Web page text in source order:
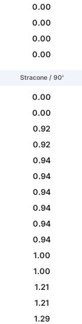
0.00
0.00
0.00
0.00
Stracone / 90'
0.00
0.00
0.92
0.92
0.94
0.94
0.94
0.94
0.94
0.94
1.00
1.00
1.21
1.21
1.29